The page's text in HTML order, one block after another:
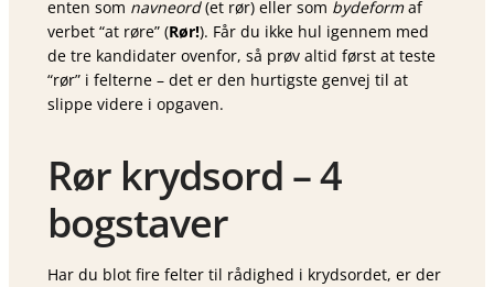
enten som navneord(et rør) eller som bydeformaf
verbet “at røre” (Rør!). Får du ikke hul igennem med
de tre kandidater ovenfor, så prøv altid først at teste
“rør” i felterne – det er den hurtigste genvej til at
slippe videre i opgaven.
Rør krydsord – 4
bogstaver
Har du blot fire felter til rådighed i krydsordet, er der